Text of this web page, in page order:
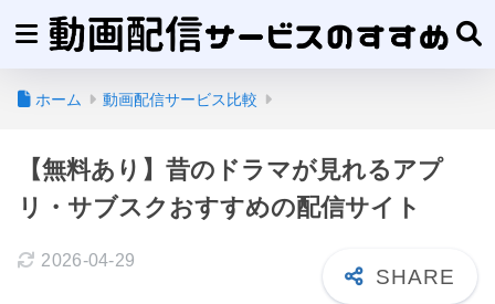
ホーム 動画配信サービス比較
【無料あり】昔のドラマが見れるアプ
リ・サブスクおすすめの配信サイト
2026-04-29